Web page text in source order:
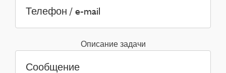
Описание задачи